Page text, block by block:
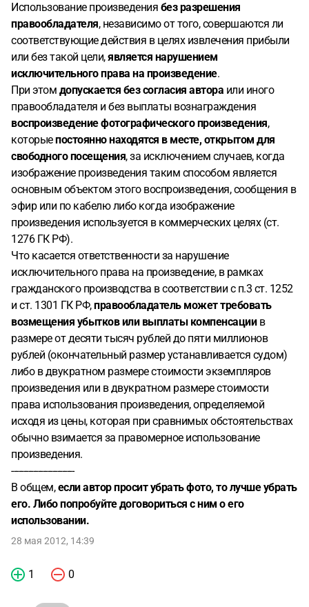
Использование произведения без разрешения
правообладателя, независимо от того, совершаются ли
соответствующие действия в целях извлечения прибыли
или без такой цели,является нарушением
исключительного права на произведение.
При этом допускается без согласия автора или иного
правообладателя и без выплаты вознаграждения
воспроизведение фотографического произведения,
которыепостоянно находятся в месте, открытом для
свободного посещения, за исключением случаев, когда
изображение произведения таким способом является
основным объектом этого воспроизведения, сообщения в
эфир или по кабелю либо когда изображение
произведения используется в коммерческих целях (ст.
1276 ГК РФ).
Что касается ответственности за нарушение
исключительного права на произведение, в рамках
гражданского производства в соответствии с п.3 ст. 1252
и ст. 1301 ГК РФ,правообладатель может требовать
возмещения убытков или выплаты компенсациив
размере от десяти тысяч рублей до пяти миллионов
рублей (окончательный размер устанавливается судом)
либо в двукратном размере стоимости экземпляров
произведения или в двукратном размере стоимости
права использования произведения, определяемой
исходя из цены, которая при сравнимых обстоятельствах
обычно взимается за правомерное использование
произведения.
--------------------------
В общем,если автор просит убрать фото, то лучше убрать
его. Либо попробуйте договориться с ним о его
использовании.
28 мая 2012, 14:39
1 0